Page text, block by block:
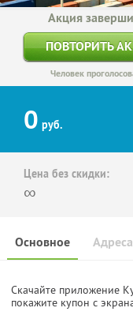
Акция
ПОВТОРИТЬ
Человек
0 руб.
Цена без скидки:
∞
Основное Адреса
Скачайте приложение
покажите купон с